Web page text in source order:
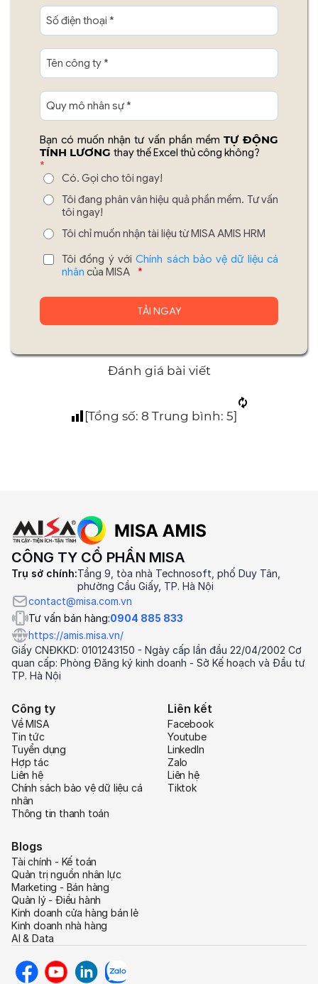
Bạn có muốn nhận tư vấn phần mềm TỰ ĐỘNG
TÍNH LƯƠNG thay thế Excel thủ công không?
*
Có. Gọi cho tôi ngay!
Tôi đang phân vân hiệu quả phần mềm. Tư vấn
tôi ngay!
Tôi chỉ muốn nhận tài liệu từ MISA AMIS HRM
Tôi đồng ý vớiChính sách bảo vệ dữ liệu cá
nhân của MISA *
Đánh giá bài viết
[Tổng số: 8 Trung bình: 5]
CÔNG TY CỔ PHẦN MISA
Trụ sở chính:Tầng 9, tòa nhà Technosoft, phố Duy Tân,
phường Cầu Giấy, TP. Hà Nội
contact@misa.com.vn
Tư vấn bán hàng:0904 885 833
https://amis.misa.vn/
Giấy CNĐKKD: 0101243150 - Ngày cấp lần đầu 22/04/2002 Cơ
quan cấp: Phòng Đăng ký kinh doanh - Sở Kế hoạch và Đầu tư
TP. Hà Nội
Công ty
Về MISA
Tin tức
Tuyển dụng
Hợp tác
Liên hệ
Chính sách bảo vệ dữ liệu cá
nhân
Thông tin thanh toán
Liên kết
Facebook
Youtube
LinkedIn
Zalo
Liên hệ
Tiktok
Blogs
Tài chính - Kế toán
Quản trị nguồn nhân lực
Marketing - Bán hàng
Quản lý - Điều hành
Kinh doanh cửa hàng bán lẻ
Kinh doanh nhà hàng
AI & Data